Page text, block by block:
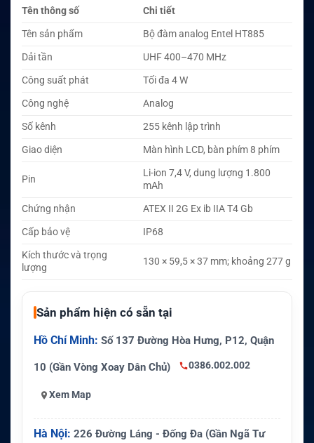
Tên thông số
Chi tiết
Tên sản phẩm
Bộ đàm analog Entel HT885
Dải tần
UHF 400–470 MHz
Công suất phát
Tối đa 4 W
Công nghệ
Analog
Số kênh
255 kênh lập trình
Giao diện
Màn hình LCD, bàn phím 8 phím
Pin
Li-ion 7,4 V, dung lượng 1.800
mAh
Chứng nhận
ATEX II 2G Ex ib IIA T4 Gb
Cấp bảo vệ
IP68
Kích thước và trọng
lượng
130 × 59,5 × 37 mm; khoảng 277 g
Sản phẩm hiện có sẵn tại
Hồ Chí Minh: Số 137 Đường Hòa Hưng, P12, Quận
10 (Gần Vòng Xoay Dân Chủ) 0386.002.002
Xem Map
Hà Nội: 226 Đường Láng - Đống Đa (Gần Ngã Tư